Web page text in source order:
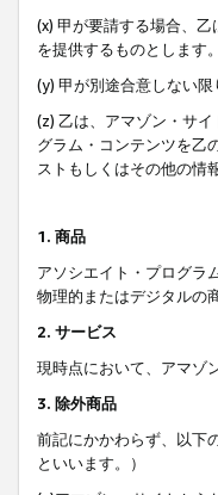
(x) 甲が要請する場合、
を提供するものとします
(y) 甲が別途合意しない
(z) 乙は、アマゾン・サ
グラム・コンテンツを乙
ストもしくはその他の情
1. 商品
アソシエイト・プログラ
物理的またはデジタルの
2. サービス
現時点において、アマゾ
3. 除外商品
前記にかかわらず、以下
といいます。）